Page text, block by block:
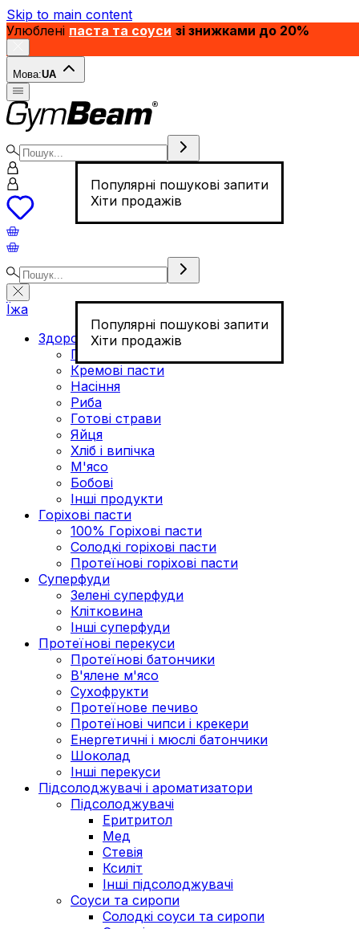
Skip to main content
Улюблені паста та соуси зі знижками до 20%
Мова:UA
Популярні пошукові запити
Хіти продажів
Популярні пошукові запити
Хіти продажів
Їжа
Здорове харчування
Горіхи
Кремові пасти
Насіння
Риба
Готові страви
Яйця
Хліб і випічка
М'ясо
Бобові
Інші продукти
Горіхові пасти
100% Горіхові пасти
Солодкі горіхові пасти
Протеїнові горіхові пасти
Суперфуди
Зелені суперфуди
Клітковина
Інші суперфуди
Протеїнові перекуси
Протеїнові батончики
В'ялене м'ясо
Сухофрукти
Протеїнове печиво
Протеїнові чипси і крекери
Енергетичні і мюслі батончики
Шоколад
Інші перекуси
Підсолоджувачі і ароматизатори
Підсолоджувачі
Еритритол
Мед
Стевія
Ксиліт
Інші підсолоджувачі
Соуси та сиропи
Солодкі соуси та сиропи